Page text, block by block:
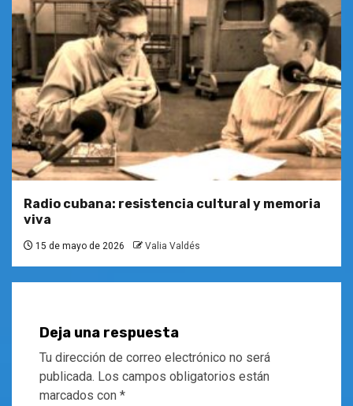
Radio cubana: resistencia cultural y memoria
viva
15 de mayo de 2026 Valia Valdés
Deja una respuesta
Tu dirección de correo electrónico no será
publicada. Los campos obligatorios están
marcados con *